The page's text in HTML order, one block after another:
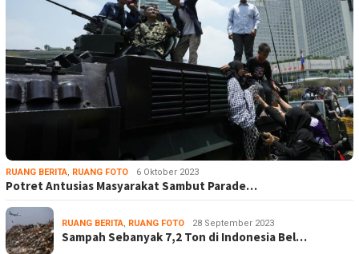
RUANG BERITA, RUANG FOTO 6 Oktober 2023
Potret Antusias Masyarakat Sambut Parade…
RUANG BERITA, RUANG FOTO 28 September 2023
Sampah Sebanyak 7,2 Ton di Indonesia Bel…